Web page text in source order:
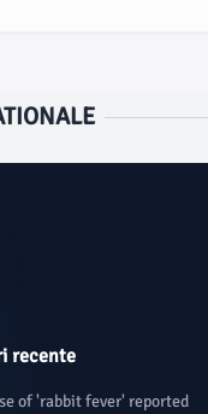
recente
of 'rabbit fever' reported